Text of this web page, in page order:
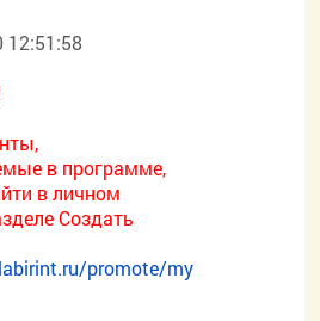
12:51:58
в программе,
в личном
Создать
promote/my